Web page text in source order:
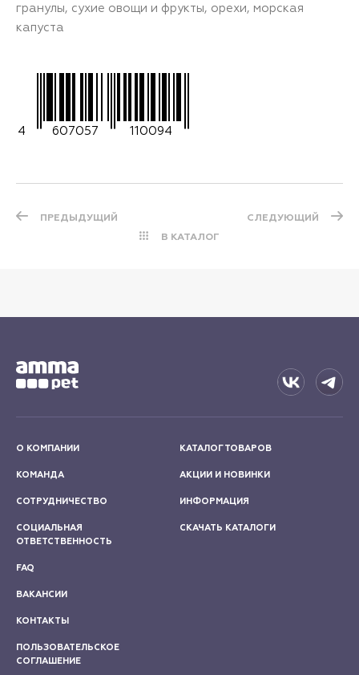
гранулы, сухие овощи и фрукты, орехи, морская
капуста
4 607057 110094
ПРЕДЫДУЩИЙ
В КАТАЛОГ
СЛЕДУЮЩИЙ
О КОМПАНИИ
КОМАНДА
СОТРУДНИЧЕСТВО
СОЦИАЛЬНАЯ
ОТВЕТСТВЕННОСТЬ
КАТАЛОГ ТОВАРОВ
АКЦИИ И НОВИНКИ
ИНФОРМАЦИЯ
СКАЧАТЬ КАТАЛОГИ
FAQ
ВАКАНСИИ
КОНТАКТЫ
ПОЛЬЗОВАТЕЛЬСКОЕ
СОГЛАШЕНИЕ